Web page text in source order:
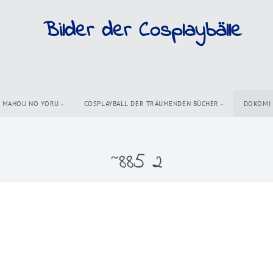
Bilder der Cosplaybälle
MAHOU NO YORU COSPLAYBALL DER TRÄUMENDEN BÜCHER DOKOMI
~885 2